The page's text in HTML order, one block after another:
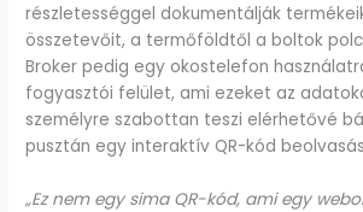
részletességgel dokumentálják
összetevőit, a termőföldtől a boltok
Broker pedig egy okostelefon
fogyasztói felület, ami ezeket az
személyre szabottan teszi elérhetővé
pusztán egy interaktív QR-kód
„Ez nem egy sima QR-kód, ami egy